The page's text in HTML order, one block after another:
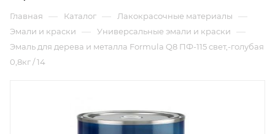
Главная — Каталог — Лакокрасочные материалы —
Эмали и краски — Универсальные эмали и краски —
Эмаль для дерева и металла Formula Q8 ПФ-115 свет,-голубая
0,8кг / 14